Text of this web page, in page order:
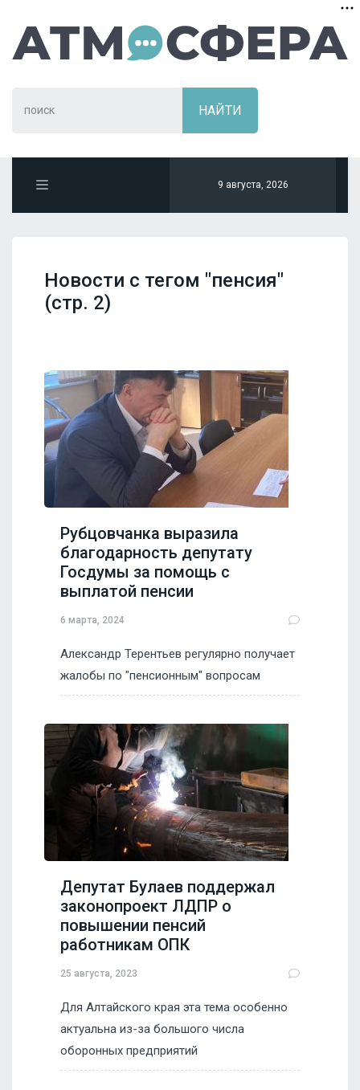
9 августа, 2026
Новости с тегом "пенсия"
(стр. 2)
Рубцовчанка выразила
благодарность депутату
Госдумы за помощь с
выплатой пенсии
6 марта, 2024
Александр Терентьев регулярно получает
жалобы по "пенсионным" вопросам
Депутат Булаев поддержал
законопроект ЛДПР о
повышении пенсий
работникам ОПК
25 августа, 2023
Для Алтайского края эта тема особенно
актуальна из-за большого числа
оборонных предприятий